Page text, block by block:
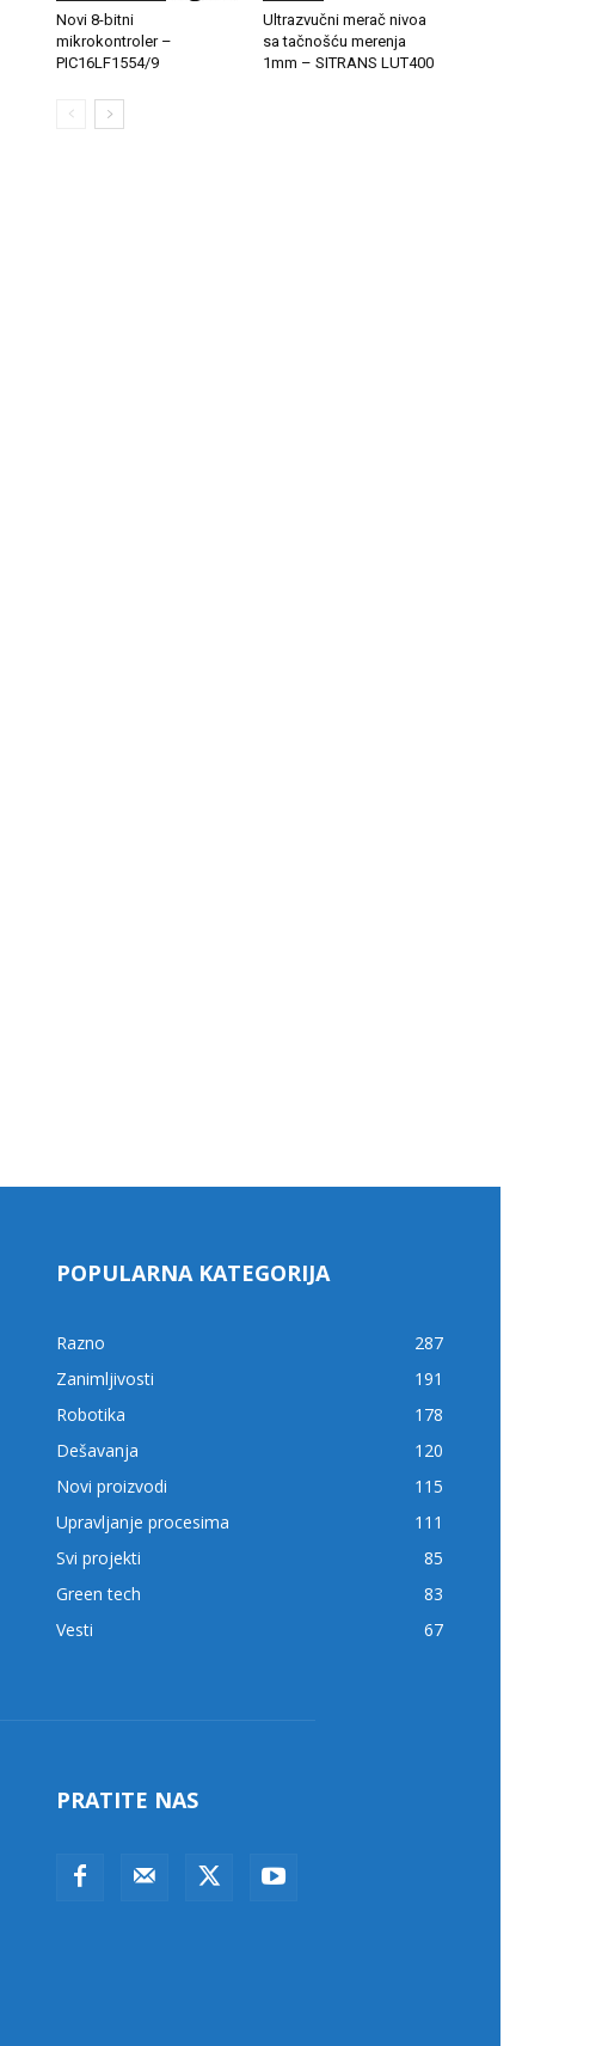
Novi 8-bitni
mikrokontroler –
PIC16LF1554/9
Ultrazvučni merač nivoa
sa tačnošću merenja
1mm – SITRANS LUT400
POPULARNA KATEGORIJA
Razno
287
Zanimljivosti
191
Robotika
178
Dešavanja
120
Novi proizvodi
115
Upravljanje procesima
111
Svi projekti
85
Green tech
83
Vesti
67
PRATITE NAS